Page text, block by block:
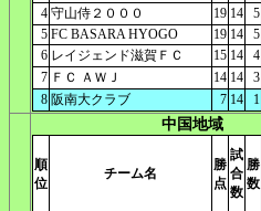
4 守山侍２０００ 19 14 5
5 FC BASARA HYOGO 19 14 5
6 レイジェンド滋賀ＦＣ 15 14 4
7 ＦＣ ＡＷＪ 14 14 3
8 阪南大クラブ 7 14 1
中国地域
順
位
チーム名
勝
点
試
合
数
勝
数